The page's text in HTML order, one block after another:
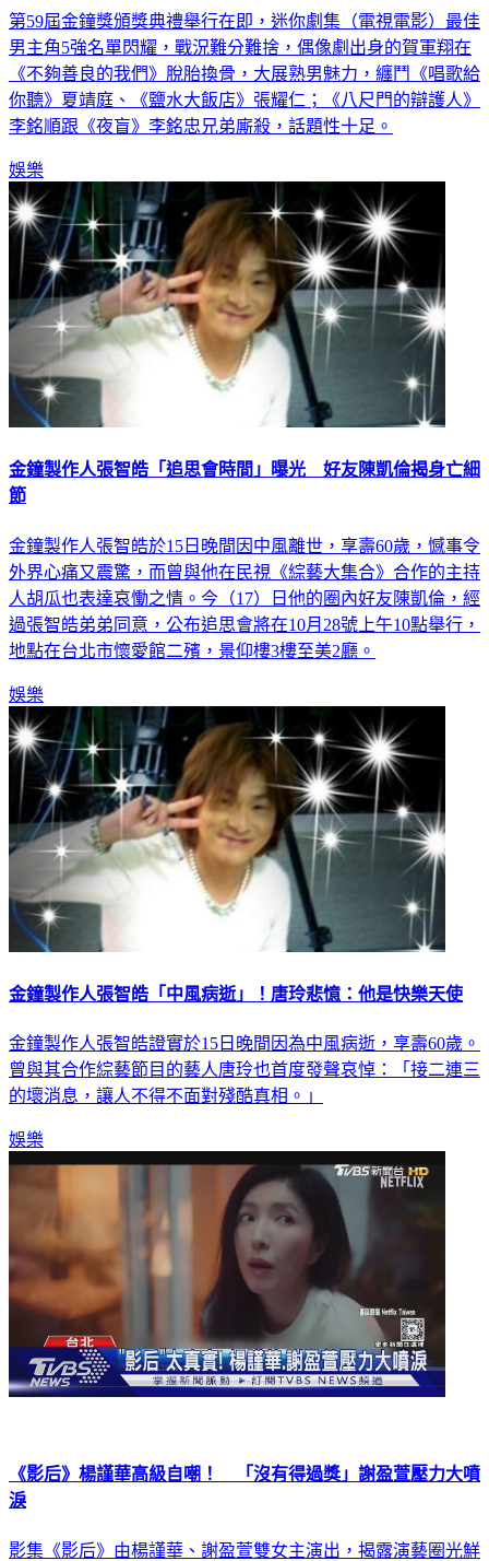
第59屆金鐘獎頒獎典禮舉行在即，迷你劇集（電視電影）最佳
男主角5強名單閃耀，戰況難分難捨，偶像劇出身的賀軍翔在
《不夠善良的我們》脫胎換骨，大展熟男魅力，纏鬥《唱歌給
你聽》夏靖庭、《鹽水大飯店》張耀仁；《八尺門的辯護人》
李銘順跟《夜盲》李銘忠兄弟廝殺，話題性十足。
娛樂
金鐘製作人張智皓「追思會時間」曝光 好友陳凱倫揭身亡細
節
金鐘製作人張智皓於15日晚間因中風離世，享壽60歲，憾事令
外界心痛又震驚，而曾與他在民視《綜藝大集合》合作的主持
人胡瓜也表達哀慟之情。今（17）日他的圈內好友陳凱倫，經
過張智皓弟弟同意，公布追思會將在10月28號上午10點舉行，
地點在台北市懷愛館二殯，景仰樓3樓至美2廳。
娛樂
金鐘製作人張智皓「中風病逝」！唐玲悲憶：他是快樂天使
金鐘製作人張智皓證實於15日晚間因為中風病逝，享壽60歲。
曾與其合作綜藝節目的藝人唐玲也首度發聲哀悼：「接二連三
的壞消息，讓人不得不面對殘酷真相。」
娛樂
《影后》楊謹華高級自嘲！ 「沒有得過獎」謝盈萱壓力大噴
淚
影集《影后》由楊謹華、謝盈萱雙女主演出，揭露演藝圈光鮮